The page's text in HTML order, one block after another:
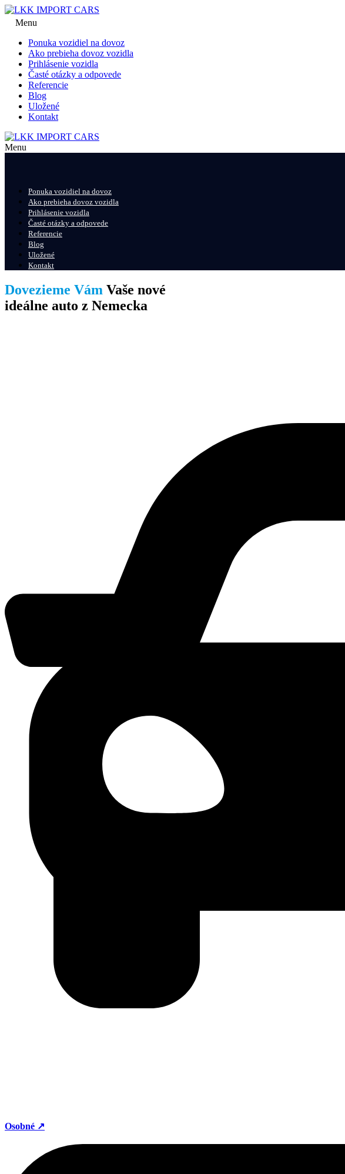
Menu
Ponuka vozidiel na dovoz
Ako prebieha dovoz vozidla
Prihlásenie vozidla
Časté otázky a odpovede
Referencie
Blog
Uložené
Kontakt
Menu
Ponuka vozidiel na dovoz
Ako prebieha dovoz vozidla
Prihlásenie vozidla
Časté otázky a odpovede
Referencie
Blog
Uložené
Kontakt
Dovezieme Vám Vaše nové
ideálne auto z Nemecka
Osobné ↗